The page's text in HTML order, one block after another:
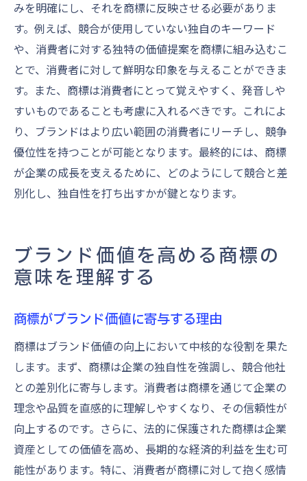
みを明確にし、それを商標に反映させる必要がありま
す。例えば、競合が使用していない独自のキーワード
や、消費者に対する独特の価値提案を商標に組み込むこ
とで、消費者に対して鮮明な印象を与えることができま
す。また、商標は消費者にとって覚えやすく、発音しや
すいものであることも考慮に入れるべきです。これによ
り、ブランドはより広い範囲の消費者にリーチし、競争
優位性を持つことが可能となります。最終的には、商標
が企業の成長を支えるために、どのようにして競合と差
別化し、独自性を打ち出すかが鍵となります。
ブランド価値を高める商標の
意味を理解する
商標がブランド価値に寄与する理由
商標はブランド価値の向上において中核的な役割を果た
します。まず、商標は企業の独自性を強調し、競合他社
との差別化に寄与します。消費者は商標を通じて企業の
理念や品質を直感的に理解しやすくなり、その信頼性が
向上するのです。さらに、法的に保護された商標は企業
資産としての価値を高め、長期的な経済的利益を生む可
能性があります。特に、消費者が商標に対して抱く感情